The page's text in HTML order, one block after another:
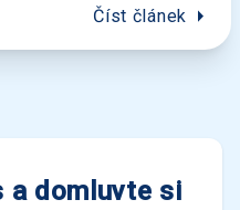
Číst článek arrow_right
a domluvte si